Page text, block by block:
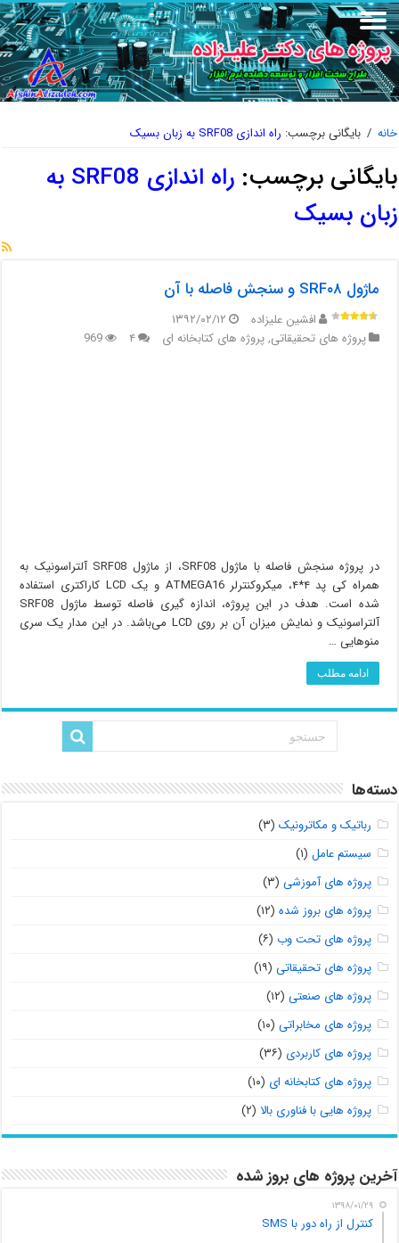
خانه / بایگانی برچسب: راه اندازی SRF08 به زبان بسیک
بایگانی برچسب:
راه اندازی SRF08 به
زبان بسیک
ماژول SRF۰۸ و سنجش فاصله با آن
افشین علیزاده
۱۳۹۲/۰۲/۱۲
پروژه های تحقیقاتی,پروژه های کتابخانه ای ۴ 969
در پروژه سنجش فاصله با ماژول SRF08، از ماژول SRF08 آلتراسونیک به
همراه کی پد ۴*۴، میکروکنترلر ATMEGA16 و یک LCD کاراکتری استفاده
شده است. هدف در این پروژه، اندازه گیری فاصله توسط ماژول SRF08
آلتراسونیک و نمایش میزان آن بر روی LCD می‌باشد. در این مدار یک سری
منوهایی …
ادامه مطلب
دسته‌ها
رباتیک و مکاترونیک (۳)
سیستم عامل (۱)
پروژه های آموزشی (۳)
پروژه های بروز شده (۱۲)
پروژه های تحت وب (۶)
پروژه های تحقیقاتی (۱۹)
پروژه های صنعتی (۱۲)
پروژه های مخابراتی (۱۰)
پروژه های کاربردی (۳۶)
پروژه های کتابخانه ای (۱۰)
پروژه هایی با فناوری بالا (۲)
آخرین پروژه های بروز شده
۱۳۹۸/۰۱/۲۹
کنترل از راه دور با SMS